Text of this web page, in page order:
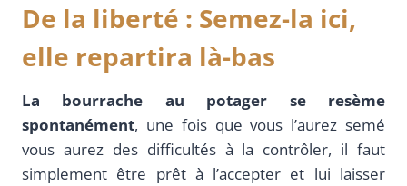
De la liberté : Semez-la ici,
elle repartira là-bas
La bourrache au potager se resème
spontanément, une fois que vous l’aurez semé
vous aurez des difficultés à la contrôler, il faut
simplement être prêt à l’accepter et lui laisser